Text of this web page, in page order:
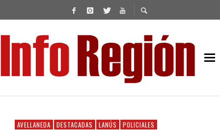
AVELLANEDA DESTACADAS LANÚS POLICIALES